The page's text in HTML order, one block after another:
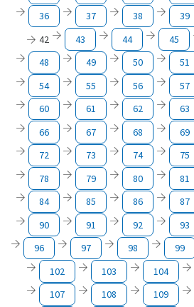
36
37 38 39
42
43 44 45
48
49 50 51
54
55 56 57
60
61 62 63
66
67 68 69
72
73 74 75
78
79 80 81
84
85 86 87
90
91 92 93
96
97 98 99
102
103 104
107
108 109